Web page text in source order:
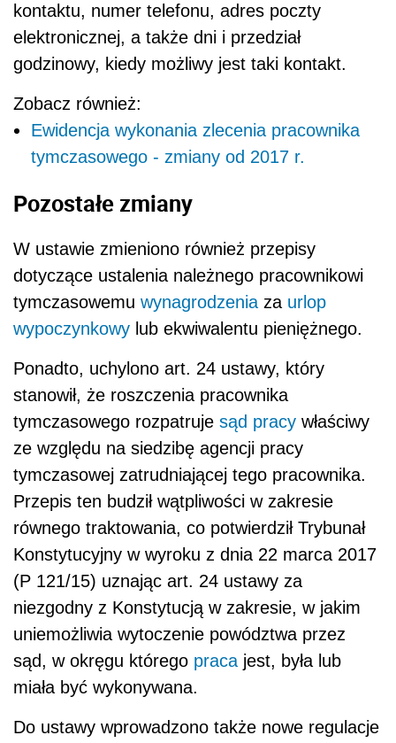
kontaktu, numer telefonu, adres poczty
elektronicznej, a także dni i przedział
godzinowy, kiedy możliwy jest taki kontakt.
Zobacz również:
Ewidencja wykonania zlecenia pracownika
tymczasowego - zmiany od 2017 r.
Pozostałe zmiany
W ustawie zmieniono również przepisy
dotyczące ustalenia należnego pracownikowi
tymczasowemu wynagrodzenia za urlop
wypoczynkowy lub ekwiwalentu pieniężnego.
Ponadto, uchylono art. 24 ustawy, który
stanowił, że roszczenia pracownika
tymczasowego rozpatruje sąd pracy właściwy
ze względu na siedzibę agencji pracy
tymczasowej zatrudniającej tego pracownika.
Przepis ten budził wątpliwości w zakresie
równego traktowania, co potwierdził Trybunał
Konstytucyjny w wyroku z dnia 22 marca 2017
(P 121/15) uznając art. 24 ustawy za
niezgodny z Konstytucją w zakresie, w jakim
uniemożliwia wytoczenie powództwa przez
sąd, w okręgu którego praca jest, była lub
miała być wykonywana.
Do ustawy wprowadzono także nowe regulacje